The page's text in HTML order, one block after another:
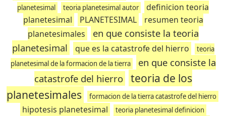
planetesimal
teoria planetesimal autor
definicion teoria
planetesimal
PLANETESIMAL
resumen teoria
planetesimales
en que consiste la teoria
planetesimal
que es la catastrofe del hierro
teoria
planetesimal de la formacion de la tierra
en que consiste la
catastrofe del hierro
teoria de los
planetesimales
formacion de la tierra catastrofe del hierro
hipotesis planetesimal
teoria planetesimal definicion